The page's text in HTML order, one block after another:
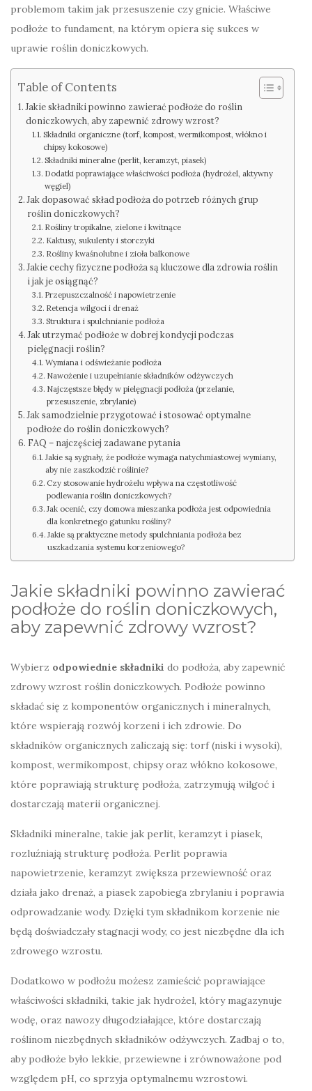
problemom takim jak przesuszenie czy gnicie. Właściwe
podłoże to fundament, na którym opiera się sukces w
uprawie roślin doniczkowych.
Table of Contents
Jakie składniki powinno zawierać podłoże do roślin
doniczkowych, aby zapewnić zdrowy wzrost?
Składniki organiczne (torf, kompost, wermikompost, włókno i
chipsy kokosowe)
Składniki mineralne (perlit, keramzyt, piasek)
Dodatki poprawiające właściwości podłoża (hydrożel, aktywny
węgiel)
Jak dopasować skład podłoża do potrzeb różnych grup
roślin doniczkowych?
Rośliny tropikalne, zielone i kwitnące
Kaktusy, sukulenty i storczyki
Rośliny kwaśnolubne i zioła balkonowe
Jakie cechy fizyczne podłoża są kluczowe dla zdrowia roślin
i jak je osiągnąć?
Przepuszczalność i napowietrzenie
Retencja wilgoci i drenaż
Struktura i spulchnianie podłoża
Jak utrzymać podłoże w dobrej kondycji podczas
pielęgnacji roślin?
Wymiana i odświeżanie podłoża
Nawożenie i uzupełnianie składników odżywczych
Najczęstsze błędy w pielęgnacji podłoża (przelanie,
przesuszenie, zbrylanie)
Jak samodzielnie przygotować i stosować optymalne
podłoże do roślin doniczkowych?
FAQ – najczęściej zadawane pytania
Jakie są sygnały, że podłoże wymaga natychmiastowej wymiany,
aby nie zaszkodzić roślinie?
Czy stosowanie hydrożelu wpływa na częstotliwość
podlewania roślin doniczkowych?
Jak ocenić, czy domowa mieszanka podłoża jest odpowiednia
dla konkretnego gatunku rośliny?
Jakie są praktyczne metody spulchniania podłoża bez
uszkadzania systemu korzeniowego?
Jakie składniki powinno zawierać
podłoże do roślin doniczkowych,
aby zapewnić zdrowy wzrost?
Wybierz odpowiednie składniki do podłoża, aby zapewnić
zdrowy wzrost roślin doniczkowych. Podłoże powinno
składać się z komponentów organicznych i mineralnych,
które wspierają rozwój korzeni i ich zdrowie. Do
składników organicznych zaliczają się: torf (niski i wysoki),
kompost, wermikompost, chipsy oraz włókno kokosowe,
które poprawiają strukturę podłoża, zatrzymują wilgoć i
dostarczają materii organicznej.
Składniki mineralne, takie jak perlit, keramzyt i piasek,
rozluźniają strukturę podłoża. Perlit poprawia
napowietrzenie, keramzyt zwiększa przewiewność oraz
działa jako drenaż, a piasek zapobiega zbrylaniu i poprawia
odprowadzanie wody. Dzięki tym składnikom korzenie nie
będą doświadczały stagnacji wody, co jest niezbędne dla ich
zdrowego wzrostu.
Dodatkowo w podłożu możesz zamieścić poprawiające
właściwości składniki, takie jak hydrożel, który magazynuje
wodę, oraz nawozy długodziałające, które dostarczają
roślinom niezbędnych składników odżywczych. Zadbaj o to,
aby podłoże było lekkie, przewiewne i zrównoważone pod
względem pH, co sprzyja optymalnemu wzrostowi.